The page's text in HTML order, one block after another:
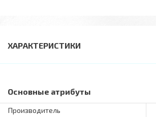
ХАРАКТЕРИСТИКИ
Основные атрибуты
Производитель